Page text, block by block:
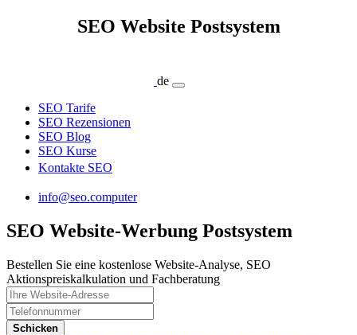
SEO Website Postsystem
de
SEO Tarife
SEO Rezensionen
SEO Blog
SEO Kurse
Kontakte SEO
info@seo.computer
SEO Website-Werbung Postsystem
Bestellen Sie eine kostenlose Website-Analyse, SEO
Aktionspreiskalkulation und Fachberatung
Schicken